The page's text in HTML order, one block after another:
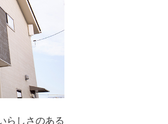
らしさのある